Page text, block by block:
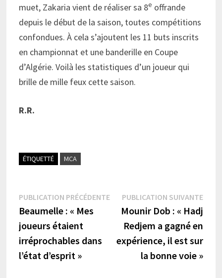
muet, Zakaria vient de réaliser sa 8e offrande
depuis le début de la saison, toutes compétitions
confondues. À cela s’ajoutent les 11 buts inscrits
en championnat et une banderille en Coupe
d’Algérie. Voilà les statistiques d’un joueur qui
brille de mille feux cette saison.
R.R.
ÉTIQUETTÉ MCA
Navigation
de
l’article
PUBLICATION PRÉCÉDENTEPublication
précédente :
Beaumelle : « Mes
joueurs étaient
irréprochables dans
l’état d’esprit »
PUBLICATION SUIVANTE
Mounir Dob : « Hadj
Redjem a gagné en
expérience, il est sur
la bonne voie »